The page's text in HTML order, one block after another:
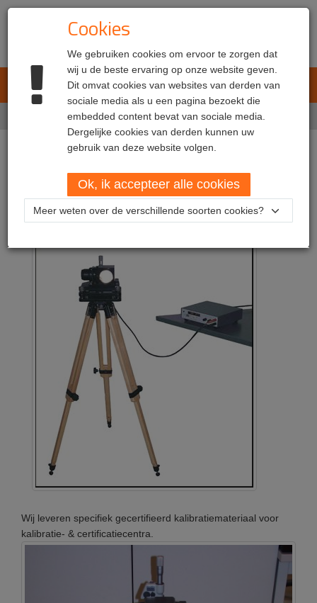
L.E.T. Automotive
Markten Kalibratie- & certificatiecentra
Kalibratie- &
certificatiecentra
Wij leveren specifiek gecertifieerd kalibratiemateriaal voor
kalibratie- & certificatiecentra.
Cookies
We gebruiken cookies om ervoor te zorgen dat
wij u de beste ervaring op onze website geven.
Dit omvat cookies van websites van derden van
sociale media als u een pagina bezoekt die
embedded content bevat van sociale media.
Dergelijke cookies van derden kunnen uw
gebruik van deze website volgen.
Ok, ik accepteer alle cookies
Meer weten over de verschillende soorten cookies?